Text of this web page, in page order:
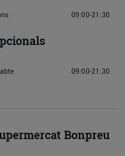
09:00-21:30
09:00-21:30
Bonpreu